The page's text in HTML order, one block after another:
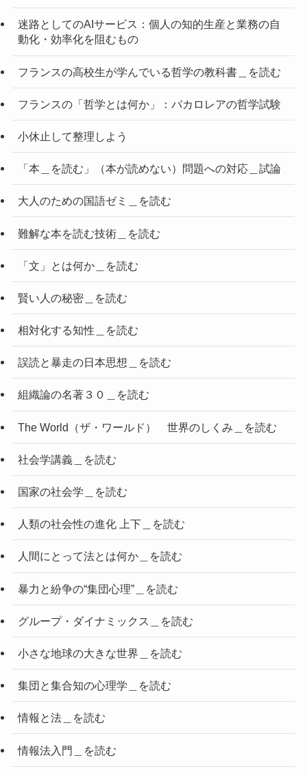
迷路としてのAIサービス：個人の知的生産と業務の自
動化・効率化を阻むもの
フランスの高校生が学んでいる哲学の教科書＿を読む
フランスの「哲学とは何か」：バカロレアの哲学試験
小休止して整理しよう
「本＿を読む」（本が読めない）問題への対応＿試論
大人のための国語ゼミ＿を読む
難解な本を読む技術＿を読む
「文」とは何か＿を読む
賢い人の秘密＿を読む
相対化する知性＿を読む
誤読と暴走の日本思想＿を読む
組織論の名著３０＿を読む
The World（ザ・ワールド） 世界のしくみ＿を読む
社会学講義＿を読む
国家の社会学＿を読む
人類の社会性の進化 上下＿を読む
人間にとって法とは何か＿を読む
暴力と紛争の“集団心理”＿を読む
グループ・ダイナミックス＿を読む
小さな地球の大きな世界＿を読む
集団と集合知の心理学＿を読む
情報と法＿を読む
情報法入門＿を読む